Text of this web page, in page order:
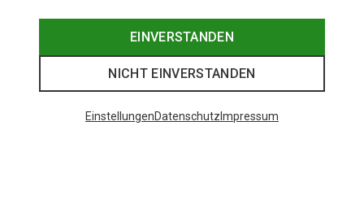
EINVERSTANDEN
NICHT EINVERSTANDEN
EinstellungenDatenschutz Impressum